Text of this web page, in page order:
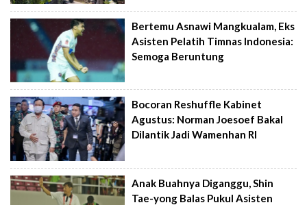
Bertemu Asnawi Mangkualam, Eks
Asisten Pelatih Timnas Indonesia:
Semoga Beruntung
Bocoran Reshuffle Kabinet
Agustus: Norman Joesoef Bakal
Dilantik Jadi Wamenhan RI
Anak Buahnya Diganggu, Shin
Tae-yong Balas Pukul Asisten